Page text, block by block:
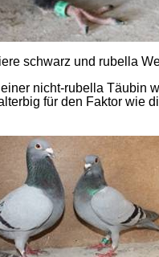
schwarz und rubella
nicht-rubella
für den Faktor wie